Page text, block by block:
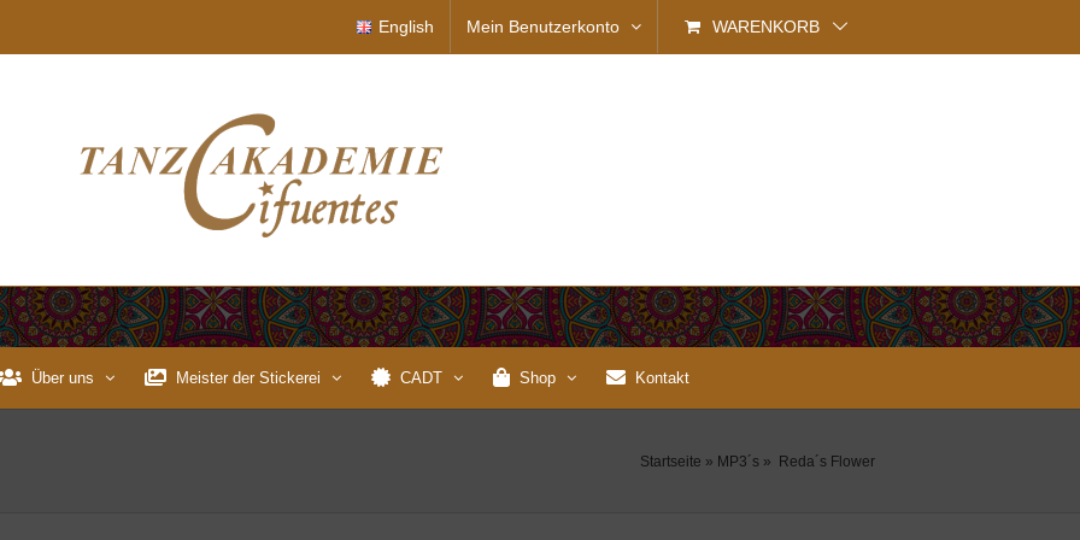
English Mein Benutzerkonto WARENKORB
Über uns Meister der Stickerei CADT Shop Kontakt
Startseite » MP3´s » Reda´s Flower